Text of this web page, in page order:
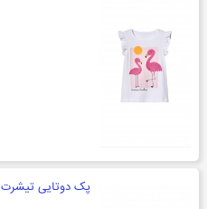
پک دوتایی تیشرت